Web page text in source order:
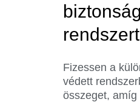
Fizessen a
védett
összeget,